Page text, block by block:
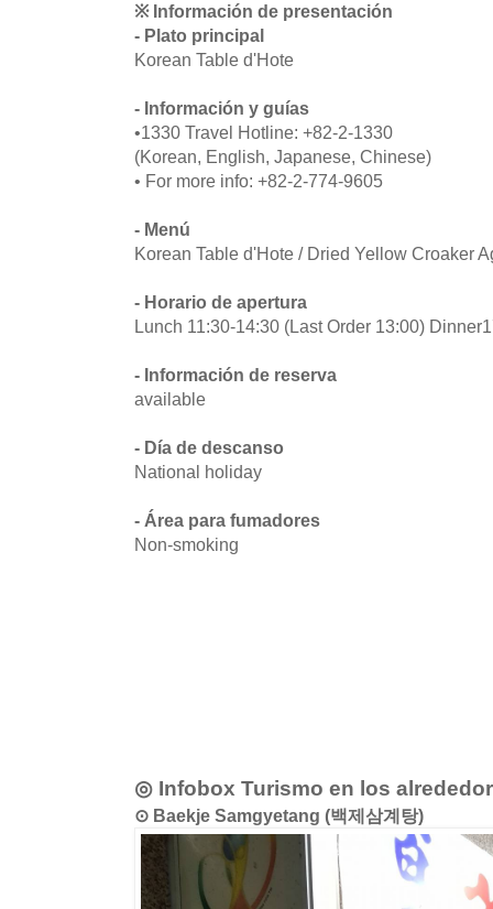
※ Información de presentación
- Plato principal
Korean Table d'Hote
- Información y guías
•1330 Travel Hotline: +82-2-1330
(Korean, English, Japanese, Chinese)
• For more info: +82-2-774-9605
- Menú
Korean Table d'Hote / Dried Yellow Croaker
- Horario de apertura
Lunch 11:30-14:30 (Last Order 13:00)
- Información de reserva
available
- Día de descanso
National holiday
- Área para fumadores
Non-smoking
◎ Infobox Turismo en los
⊙ Baekje Samgyetang (백제삼계탕)